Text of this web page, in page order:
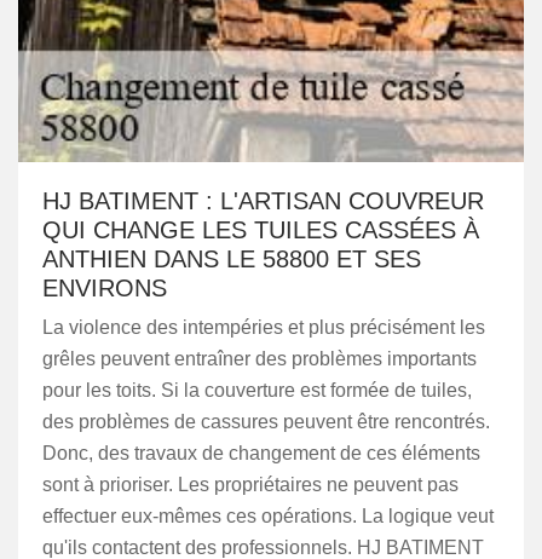
HJ BATIMENT : L'ARTISAN COUVREUR
QUI CHANGE LES TUILES CASSÉES À
ANTHIEN DANS LE 58800 ET SES
ENVIRONS
La violence des intempéries et plus précisément les
grêles peuvent entraîner des problèmes importants
pour les toits. Si la couverture est formée de tuiles,
des problèmes de cassures peuvent être rencontrés.
Donc, des travaux de changement de ces éléments
sont à prioriser. Les propriétaires ne peuvent pas
effectuer eux-mêmes ces opérations. La logique veut
qu'ils contactent des professionnels. HJ BATIMENT